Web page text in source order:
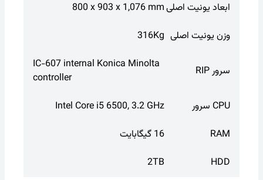
ابعاد یونیت اصلی800 x 903 x 1,076 mm
وزن یونیت اصلی 316Kg
سرور RIP
IC-607 internal Konica Minolta
controller
CPU سرور
Intel Core i5 6500, 3.2 GHz
RAM
16 گیگابایت
HDD
2TB